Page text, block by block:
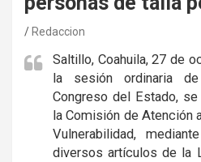
Redaccion
Saltillo, Coahuila, 27 de
la sesión ordinaria
Congreso del Estado,
la Comisión de Atención
Vulnerabilidad,
diversos artículos de la